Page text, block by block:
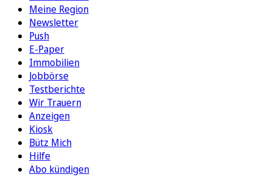
Meine Region
Newsletter
Push
E-Paper
Immobilien
Jobbörse
Testberichte
Wir Trauern
Anzeigen
Kiosk
Bütz Mich
Hilfe
Abo kündigen